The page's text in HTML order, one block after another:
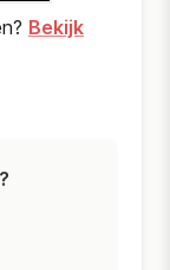
Bekijk